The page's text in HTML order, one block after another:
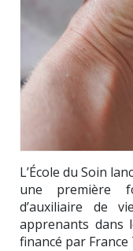
L’École du Soin
une première
d’auxiliaire de
apprenants dans
financé par France